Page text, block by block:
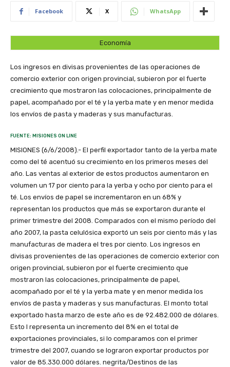
Facebook X WhatsApp
Economía
Los ingresos en divisas provenientes de las operaciones de
comercio exterior con origen provincial, subieron por el fuerte
crecimiento que mostraron las colocaciones, principalmente de
papel, acompañado por el té y la yerba mate y en menor medida
los envíos de pasta y maderas y sus manufacturas.
FUENTE: MISIONES ON LINE
MISIONES (6/6/2008).- El perfil exportador tanto de la yerba mate
como del té acentuó su crecimiento en los primeros meses del
año. Las ventas al exterior de estos productos aumentaron en
volumen un 17 por ciento para la yerba y ocho por ciento para el
té. Los envíos de papel se incrementaron en un 68% y
representan los productos que más se exportaron durante el
primer trimestre del 2008. Comparados con el mismo período del
año 2007, la pasta celulósica exportó un seis por ciento más y las
manufacturas de madera el tres por ciento. Los ingresos en
divisas provenientes de las operaciones de comercio exterior con
origen provincial, subieron por el fuerte crecimiento que
mostraron las colocaciones, principalmente de papel,
acompañado por el té y la yerba mate y en menor medida los
envíos de pasta y maderas y sus manufacturas. El monto total
exportado hasta marzo de este año es de 92.482.000 de dólares.
Esto l representa un incremento del 8% en el total de
exportaciones provinciales, si lo comparamos con el primer
trimestre del 2007, cuando se lograron exportar productos por
valor de 85.330.000 dólares. negrita/Destinos de las